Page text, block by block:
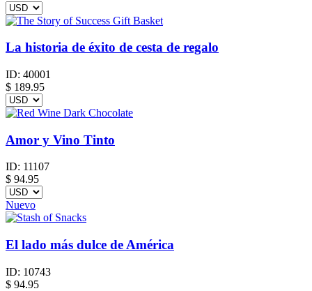
La historia de éxito de cesta de regalo
ID: 40001
$ 189.95
Amor y Vino Tinto
ID: 11107
$ 94.95
Nuevo
El lado más dulce de América
ID: 10743
$ 94.95